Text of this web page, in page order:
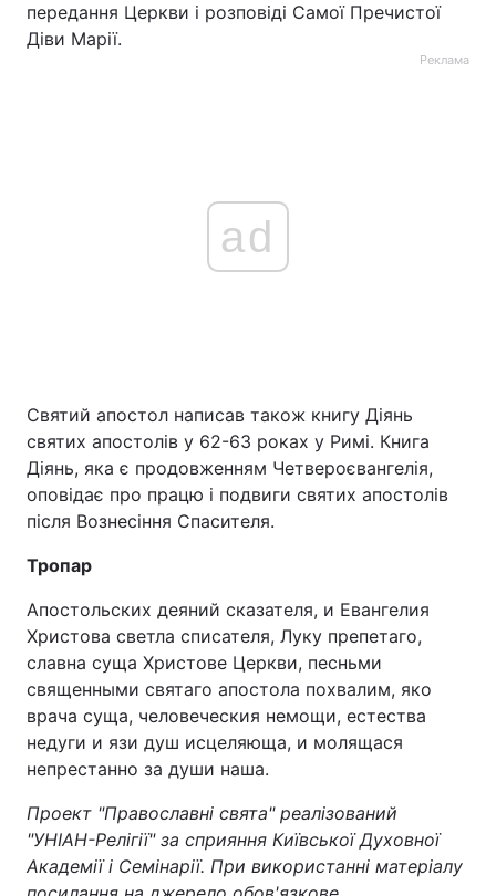
передання Церкви і розповіді Самої Пречистої
Діви Марії.
Реклама
ad
Святий апостол написав також книгу Діянь
святих апостолів у 62-63 роках у Римі. Книга
Діянь, яка є продовженням Четвероєвангелія,
оповідає про працю і подвиги святих апостолів
після Вознесіння Спасителя.
Тропар
Апостольских деяний сказателя, и Евангелия
Христова светла списателя, Луку препетаго,
славна суща Христове Церкви, песньми
священными святаго апостола похвалим, яко
врача суща, человеческия немощи, естества
недуги и язи душ исцеляюща, и молящася
непрестанно за души наша.
Проект "Православні свята" реалізований
"УНІАН-Релігії" за сприяння Київської Духовної
Академії і Семінарії. При використанні матеріалу